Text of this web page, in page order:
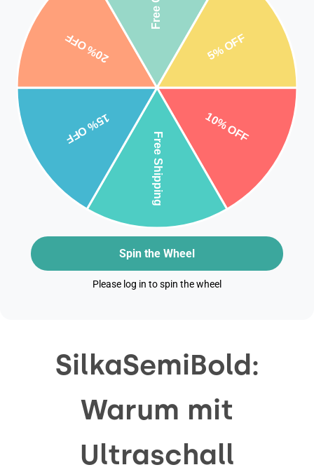
Spin the Wheel
Please log in to spin the wheel
SilkaSemiBold:
Warum mit
Ultraschall